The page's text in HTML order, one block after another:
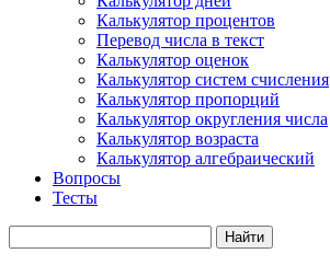
Калькулятор процентов
Перевод числа в текст
Калькулятор оценок
Калькулятор систем счисления
Калькулятор пропорций
Калькулятор округления числа
Калькулятор возраста
Калькулятор алгебраический
Вопросы
Тесты
Найти